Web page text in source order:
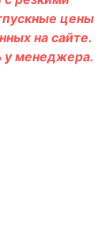
цены
на сайте.
у менеджера.